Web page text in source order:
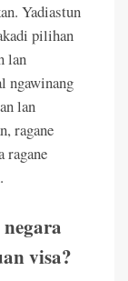
Yadiastun
pilihan
lan
ngawinang
lan
ragane
ragane
visa?